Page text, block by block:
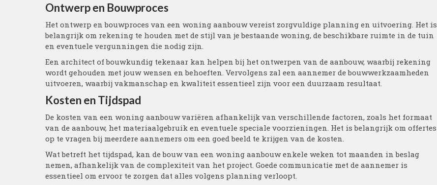
Ontwerp en Bouwproces
Het ontwerp en bouwproces van een woning aanbouw vereist zorgvuldige planning en uitvoering. Het is
belangrijk om rekening te houden met de stijl van je bestaande woning, de beschikbare ruimte in de tuin
en eventuele vergunningen die nodig zijn.
Een architect of bouwkundig tekenaar kan helpen bij het ontwerpen van de aanbouw, waarbij rekening
wordt gehouden met jouw wensen en behoeften. Vervolgens zal een aannemer de bouwwerkzaamheden
uitvoeren, waarbij vakmanschap en kwaliteit essentieel zijn voor een duurzaam resultaat.
Kosten en Tijdspad
De kosten van een woning aanbouw variëren afhankelijk van verschillende factoren, zoals het formaat
van de aanbouw, het materiaalgebruik en eventuele speciale voorzieningen. Het is belangrijk om offertes
op te vragen bij meerdere aannemers om een goed beeld te krijgen van de kosten.
Wat betreft het tijdspad, kan de bouw van een woning aanbouw enkele weken tot maanden in beslag
nemen, afhankelijk van de complexiteit van het project. Goede communicatie met de aannemer is
essentieel om ervoor te zorgen dat alles volgens planning verloopt.